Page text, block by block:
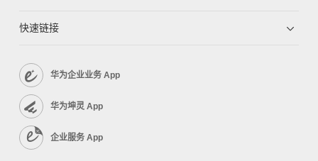
快速链接
华为企业业务 App
华为坤灵 App
企业服务 App